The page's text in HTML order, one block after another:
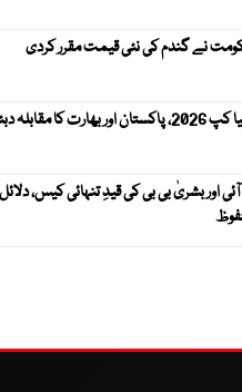
نے گندم کی نئی قیمت مقرر کردی
ویمنز ایشیا کپ 2026، پاکستان اور بھارت کا
آئی اور بشریٰ بی بی کی قیدِ تنہائی کیس،